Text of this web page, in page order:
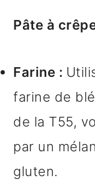
Pâte à
Farine :
farine de
de la T55,
par un
gluten.